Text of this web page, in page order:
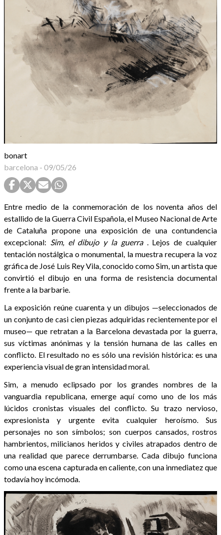
bonart
barcelona - 09/05/26
Entre medio de la conmemoración de los noventa años del
estallido de la Guerra Civil Española, el Museo Nacional de Arte
de Cataluña propone una exposición de una contundencia
excepcional: Sim, el dibujo y la guerra. Lejos de cualquier
tentación nostálgica o monumental, la muestra recupera la voz
gráfica de José Luis Rey Vila, conocido como Sim, un artista que
convirtió el dibujo en una forma de resistencia documental
frente a la barbarie.
La exposición reúne cuarenta y un dibujos —seleccionados de
un conjunto de casi cien piezas adquiridas recientemente por el
museo— que retratan a la Barcelona devastada por la guerra,
sus víctimas anónimas y la tensión humana de las calles en
conflicto. El resultado no es sólo una revisión histórica: es una
experiencia visual de gran intensidad moral.
Sim, a menudo eclipsado por los grandes nombres de la
vanguardia republicana, emerge aquí como uno de los más
lúcidos cronistas visuales del conflicto. Su trazo nervioso,
expresionista y urgente evita cualquier heroísmo. Sus
personajes no son símbolos; son cuerpos cansados, rostros
hambrientos, milicianos heridos y civiles atrapados dentro de
una realidad que parece derrumbarse. Cada dibujo funciona
como una escena capturada en caliente, con una inmediatez que
todavía hoy incómoda.